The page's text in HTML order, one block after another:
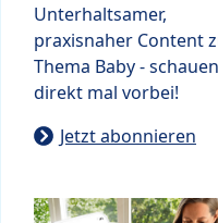
Unterhaltsamer,
praxisnaher Content
Thema Baby -
direkt mal vorbei!
Jetzt abonnieren